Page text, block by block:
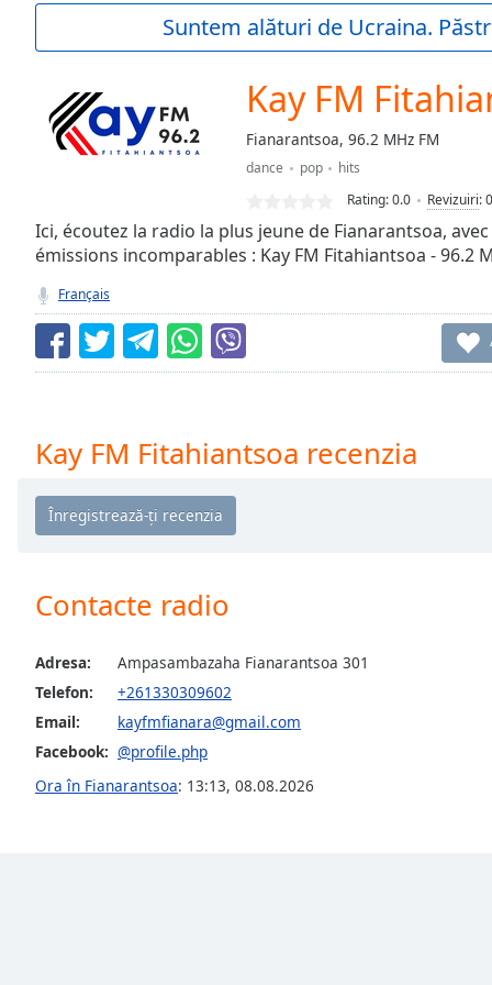
Current
Loaded:
Seek to
live,
currently
LIVE
Remaining
Rate
Chapters
Chapters
selected
Subtitles
subtitles
settings,
Suntem alături de Ucraina.
Kay FM
Fianarantsoa, 96.2 MHz FM
dance pop
hits
Rating:0.0 Revizuiri:0
Ici, écoutez la radio la plus jeune de Fianarantsoa,
émissions incomparables : Kay FM Fitahiantsoa - 96.2
Français
Kay FM Fitahiantsoa recenzia
Contacte radio
Adresa:
Ampasambazaha Fianarantsoa 301
Telefon:
+261330309602
Email:
kayfmfianara@gmail.com
Facebook: @profile.php
Ora în Fianarantsoa: 13:13, 08.08.2026